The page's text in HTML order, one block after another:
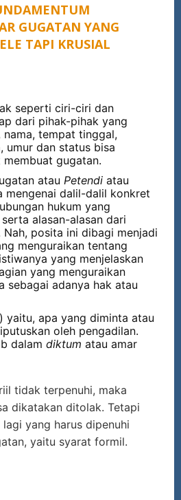
GUGATAN YANG
TAPI KRUSIAL
seperti ciri-ciri dan
dari pihak-pihak yang
nama, tempat tinggal,
umur dan status bisa
gugatan.
atau Petendi atau
mengenai dalil-dalil konkret
hukum yang
alasan-alasan dari
posita ini dibagi menjadi
menguraikan tentang
yang menjelaskan
yang menguraikan
sebagai adanya hak atau
yaitu, apa yang diminta atau
oleh pengadilan.
dalam diktum atau amar
tidak terpenuhi, maka
dikatakan ditolak. Tetapi
yang harus dipenuhi
yaitu syarat formil.